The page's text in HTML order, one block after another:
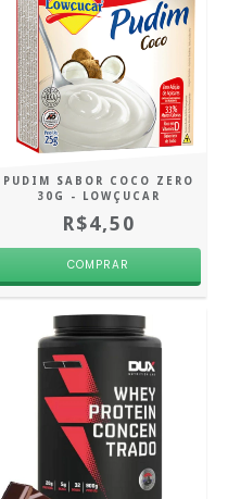
PUDIM SABOR COCO ZERO
30G - LOWÇUCAR
R$4,50